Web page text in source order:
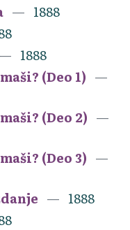
1888
1888
(Deo 1)
(Deo 2)
(Deo 3)
1888